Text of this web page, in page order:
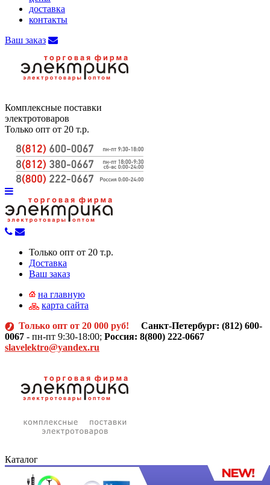
доставка
контакты
Ваш заказ
Комплексные поставки
электротоваров
Только опт от 20 т.р.
Только опт от 20 т.р.
Доставка
Ваш заказ
на главную
карта сайта
Только опт от 20 000 руб! Санкт-Петербург: (812) 600-
0067 - пн-пт 9:30-18:00; Россия: 8(800) 222-0667
slavelektro@yandex.ru
Каталог